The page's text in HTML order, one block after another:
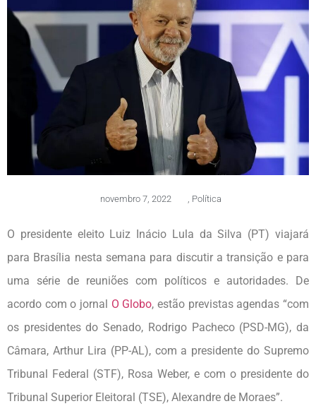
novembro 7, 2022 , Política
O presidente eleito Luiz Inácio Lula da Silva (PT) viajará
para Brasília nesta semana para discutir a transição e para
uma série de reuniões com políticos e autoridades. De
acordo com o jornal O Globo, estão previstas agendas “com
os presidentes do Senado, Rodrigo Pacheco (PSD-MG), da
Câmara, Arthur Lira (PP-AL), com a presidente do Supremo
Tribunal Federal (STF), Rosa Weber, e com o presidente do
Tribunal Superior Eleitoral (TSE), Alexandre de Moraes”.